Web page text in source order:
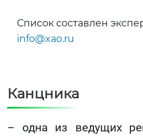
Список составлен
info@xao.ru
Канцника
– одна из ведущих